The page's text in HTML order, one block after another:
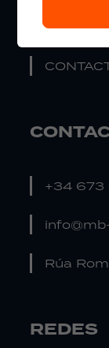
+34
Rúa
REDES